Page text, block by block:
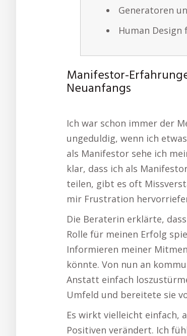
Generatoren
Human Design
Manifestor-
Neuanfangs
Ich war schon immer der
ungeduldig, wenn ich
als Manifestor sehe ich
klar, dass ich als
teilen, gibt es oft
mir Frustration
Die Beraterin erklärte,
Rolle für meinen Erfolg
Informieren meiner
könnte. Von nun an
Anstatt einfach
Umfeld und bereitete sie
Es wirkt vielleicht einfach,
Positiven verändert. Ich